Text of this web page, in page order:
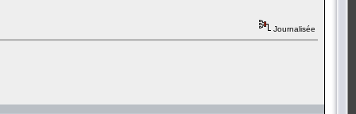
Journalisée